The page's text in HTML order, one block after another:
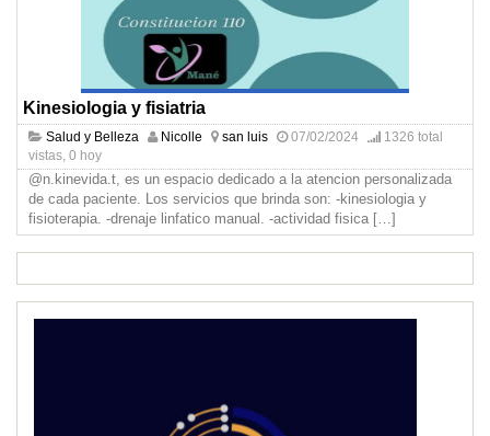
Kinesiologia y fisiatria
Salud y Belleza Nicolle san luis 07/02/2024
1326 total
vistas, 0 hoy
@n.kinevida.t, es un espacio dedicado a la atencion personalizada
de cada paciente. Los servicios que brinda son: -kinesiologia y
fisioterapia. -drenaje linfatico manual. -actividad fisica […]